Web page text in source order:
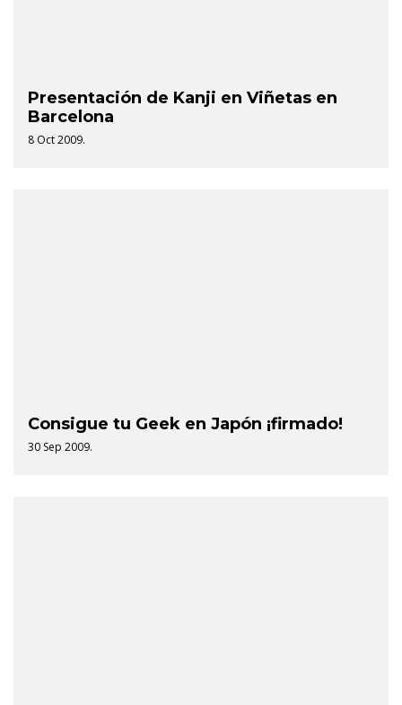
Presentación de Kanji en Viñetas en
Barcelona
8 Oct 2009.
Consigue tu Geek en Japón ¡firmado!
30 Sep 2009.